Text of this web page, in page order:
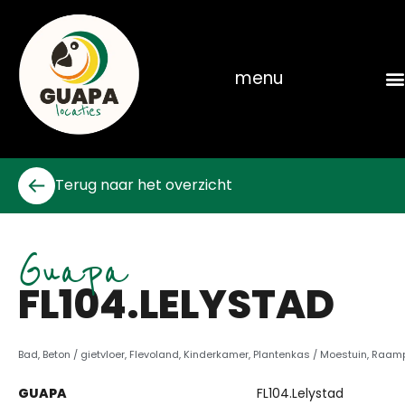
content
menu
Terug naar het overzicht
Guapa
FL104.LELYSTAD
Bad, Beton / gietvloer, Flevoland, Kinderkamer, Plantenkas / Moestuin,
GUAPA
FL104.Lelystad